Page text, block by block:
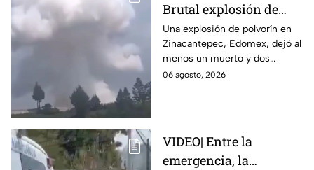
Brutal explosión de
polvorín en Santa
María del Monte,
Zinacantepec; reportan
al menos un muerto y
Una explosión de polvorín en
Zinacantepec, Edomex, dejó al
menos un muerto y dos
heridos; autoridades atiende la
06 agosto, 2026
VIDEO| Entre la
emergencia, la